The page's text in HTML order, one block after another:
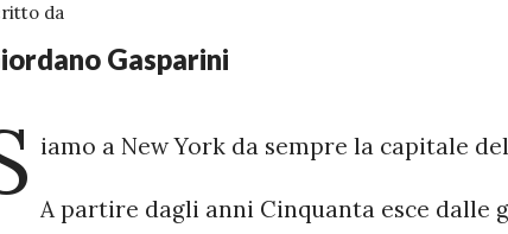
da
Gasparini
iamo a New York da sempre la capitale
A partire dagli anni Cinquanta esce dalle